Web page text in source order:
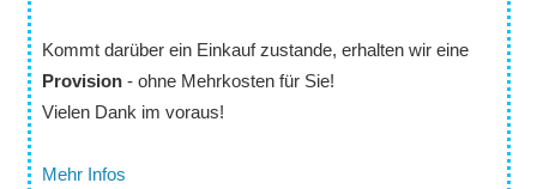
Kommt darüber ein Einkauf zustande, erhalten wir eine
Provision- ohne Mehrkosten für Sie!
Vielen Dank im voraus!
Mehr Infos